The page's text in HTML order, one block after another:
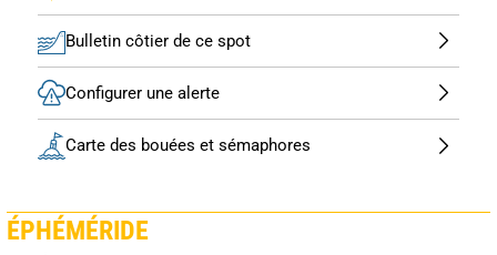
Bulletin côtier de ce spot
Configurer une alerte
Carte des bouées et sémaphores
ÉPHÉMÉRIDE